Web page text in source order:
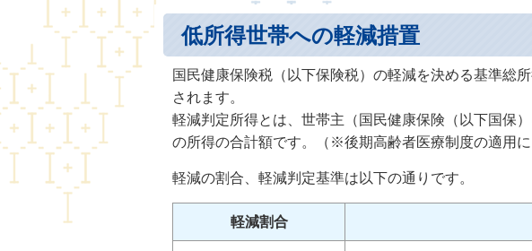
低所得世帯への軽減措置
国民健康保険税（以下保険税）の軽減を決める基準総
されます。
軽減判定所得とは、世帯主（国民健康保険（以下国保
の所得の合計額です。（※後期高齢者医療制度の適用
軽減の割合、軽減判定基準は以下の通りです。
軽減割合